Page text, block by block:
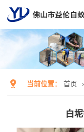
当前位置： 首页
白